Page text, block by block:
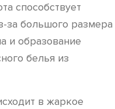
способствует
за большого размера
и образование
белья из
в жаркое